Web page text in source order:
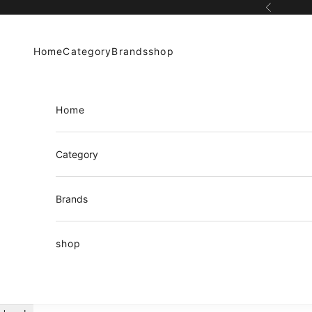
前へ
HomeCategoryBrandsshop
Home
Category
Brands
shop